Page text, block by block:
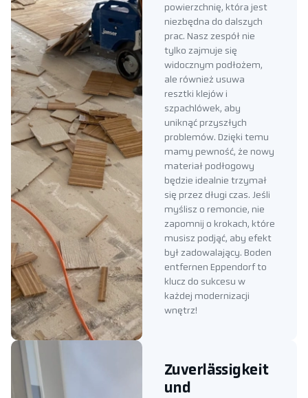
powierzchnię, która jest
niezbędna do dalszych
prac. Nasz zespół nie
tylko zajmuje się
widocznym podłożem,
ale również usuwa
resztki klejów i
szpachlówek, aby
uniknąć przyszłych
problemów. Dzięki temu
mamy pewność, że nowy
materiał podłogowy
będzie idealnie trzymał
się przez długi czas. Jeśli
myślisz o remoncie, nie
zapomnij o krokach, które
musisz podjąć, aby efekt
był zadowalający. Boden
entfernen Eppendorf to
klucz do sukcesu w
każdej modernizacji
wnętrz!
Zuverlässigkeit
und